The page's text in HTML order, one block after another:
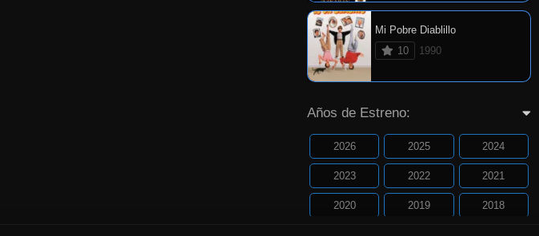
Mi Pobre Diablillo
10
1990
Años de Estreno:
2026 2025 2024
2023 2022 2021
2020 2019 2018